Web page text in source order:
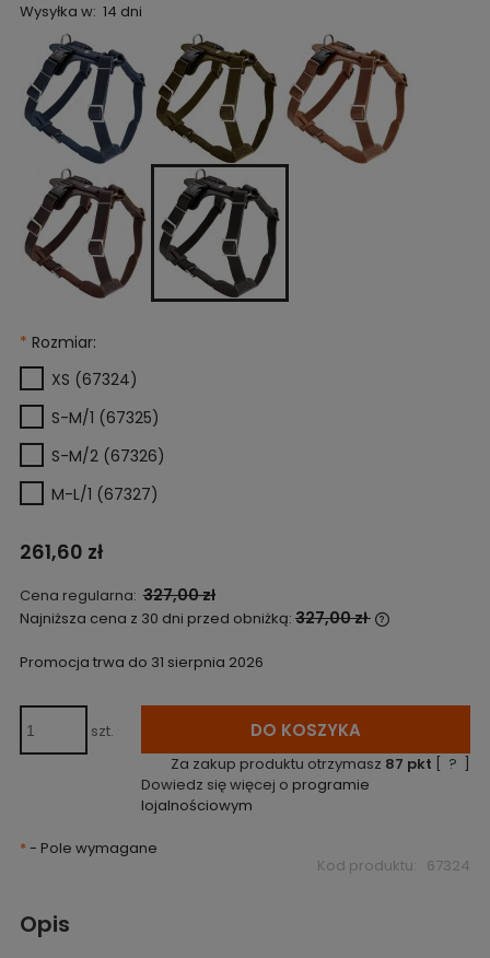
Wysyłka w: 14 dni
* Rozmiar:
XS (67324)
S-M/1 (67325)
S-M/2 (67326)
M-L/1 (67327)
261,60 zł
Cena regularna: 327,00 zł
Najniższa cena z 30 dni przed obniżką: 327,00 zł
pojawił się
Promocja trwa do 31 sierpnia 2026
szt. DO KOSZYKA
Za zakup produktu otrzymasz 87 pkt [ ? ]
Dowiedz się więcej o programie
lojalnościowym
*- Pole wymagane
Kod produktu: 67324
Opis